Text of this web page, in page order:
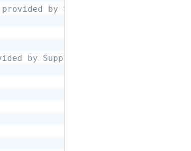
by Supplier, typically DUNS
by Supplier, string -->